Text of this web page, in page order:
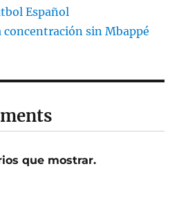
Español
concentración sin Mbappé
que mostrar.